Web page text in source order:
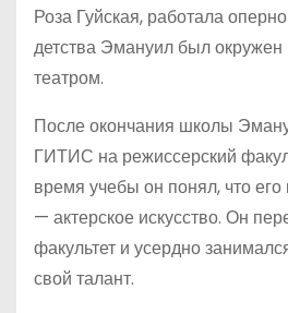
Роза Гуйская, работала
детства Эмануил был окружен
театром.
После окончания школы
ГИТИС на режиссерский
время учебы он понял, что
— актерское искусство. Он
факультет и усердно
свой талант.